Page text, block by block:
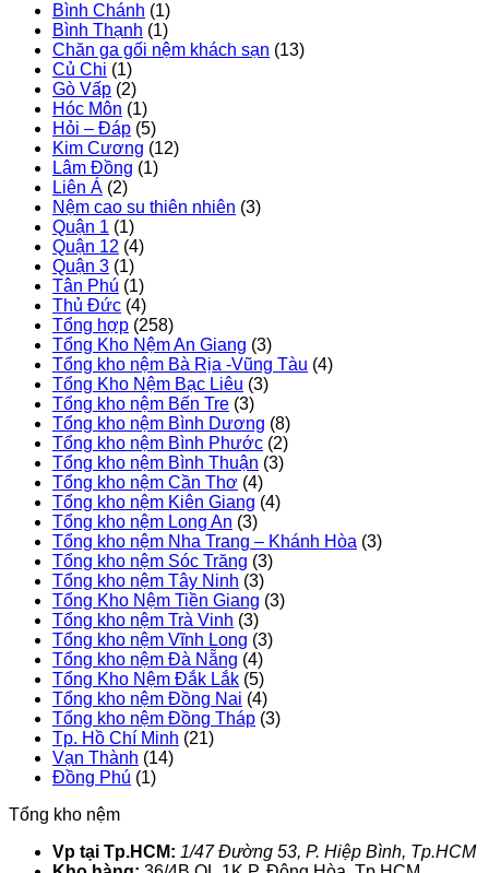
Bình Chánh (1)
Bình Thạnh (1)
Chăn ga gối nệm khách sạn (13)
Củ Chi (1)
Gò Vấp (2)
Hóc Môn (1)
Hỏi – Đáp (5)
Kim Cương (12)
Lâm Đồng (1)
Liên Á (2)
Nệm cao su thiên nhiên (3)
Quận 1 (1)
Quận 12 (4)
Quận 3 (1)
Tân Phú (1)
Thủ Đức (4)
Tổng hợp (258)
Tổng Kho Nệm An Giang (3)
Tổng kho nệm Bà Rịa -Vũng Tàu (4)
Tổng Kho Nệm Bạc Liêu (3)
Tổng kho nệm Bến Tre (3)
Tổng kho nệm Bình Dương (8)
Tổng kho nệm Bình Phước (2)
Tổng kho nệm Bình Thuận (3)
Tổng kho nệm Cần Thơ (4)
Tổng kho nệm Kiên Giang (4)
Tổng kho nệm Long An (3)
Tổng kho nệm Nha Trang – Khánh Hòa (3)
Tổng kho nệm Sóc Trăng (3)
Tổng kho nệm Tây Ninh (3)
Tổng Kho Nệm Tiền Giang (3)
Tổng kho nệm Trà Vinh (3)
Tổng kho nệm Vĩnh Long (3)
Tổng kho nệm Đà Nẵng (4)
Tổng Kho Nệm Đắk Lắk (5)
Tổng kho nệm Đồng Nai (4)
Tổng kho nệm Đồng Tháp (3)
Tp. Hồ Chí Minh (21)
Vạn Thành (14)
Đồng Phú (1)
Tổng kho nệm
Vp tại Tp.HCM: 1/47 Đường 53, P. Hiệp Bình, Tp.HCM